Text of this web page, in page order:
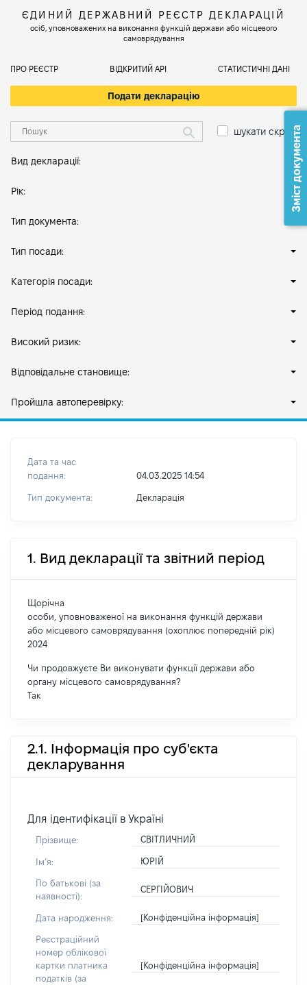
ЄДИНИЙ ДЕРЖАВНИЙ РЕЄСТР ДЕКЛАРАЦІЙ
осіб, уповноважених на виконання функцій держави або місцевого
самоврядування
ПРО РЕЄСТР ВІДКРИТИЙ АРІ СТАТИСТИЧНІ ДАНІ
Подати декларацію
шукати скрізь
Вид декларації:
Рік:
Тип документа:
Тип посади:
Категорія посади:
Період подання:
Високий ризик:
Відповідальне становище:
Пройшла автоперевірку:
Дата та час
подання:
04.03.2025 14:54
Тип документа: Декларація
1. Вид декларації та звітний період
Щорічна
особи, уповноваженої на виконання функцій держави
або місцевого самоврядування (охоплює попередній рік)
2024
Чи продовжуєте Ви виконувати функції держави або
органу місцевого самоврядування?
Так
2.1. Інформація про суб'єкта
декларування
Для ідентифікації в Україні
Прізвище: СВІТЛИЧНИЙ
Імʼя: ЮРІЙ
По батькові (за
наявності):
СЕРГІЙОВИЧ
Дата народження: [Конфіденційна інформація]
Реєстраційний
номер облікової
картки платника
податків (за
[Конфіденційна інформація]
Зміст документа